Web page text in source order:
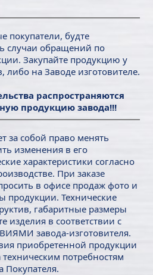
покупатели, будте
случаи обращений по
Закупайте продукцию у
на Заводе изготовителе.
распространяются
продукцию завода!!!
за собой право менять
изменения в его
характеристики согласно
При заказе
в офисе продаж фото и
продукции. Технические
габаритные размеры
изделия в соответствии с
завода-изготовителя.
приобретенной продукции
потребностям
Покупателя.